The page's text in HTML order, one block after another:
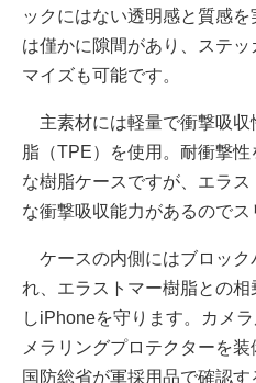
ックにはない透明感と質感
は僅かに隙間があり、ステ
マイズも可能です。
主素材には軽量で衝撃吸収
脂（TPE）を使用。耐衝撃
な樹脂ケースですが、エラ
な衝撃吸収能力があるのでス
ケースの内側にはブロック
れ、エラストマー樹脂との
しiPhoneを守ります。カメ
メラリングプロテクターを
国防総省が軍採用品で確認